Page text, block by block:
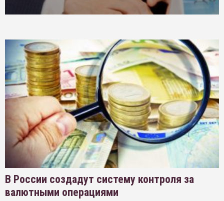
В России создадут систему контроля за
валютными операциями